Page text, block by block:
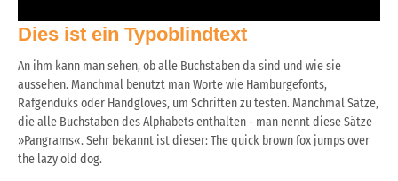
Dies ist ein Typoblindtext
An ihm kann man sehen, ob alle Buchstaben da sind und wie sie
aussehen. Manchmal benutzt man Worte wie Hamburgefonts,
Rafgenduks oder Handgloves, um Schriften zu testen. Manchmal Sätze,
die alle Buchstaben des Alphabets enthalten - man nennt diese Sätze
»Pangrams«. Sehr bekannt ist dieser: The quick brown fox jumps over
the lazy old dog.